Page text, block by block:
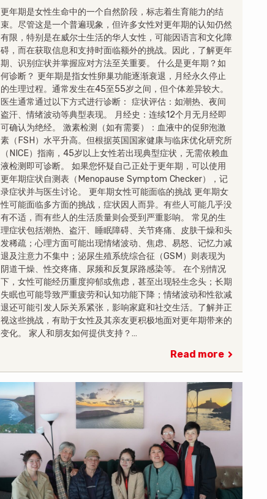
更年期是女性生命中的一个自然阶段，标志着生育能力的结
束。尽管这是一个普遍现象，但许多女性对更年期的认知仍然
有限，特别是在威尔士生活的华人女性，可能因语言和文化障
碍，而在获取信息和支持时面临额外的挑战。因此，了解更年
期、识别症状并掌握应对方法至关重要。 什么是更年期？如
何诊断？ 更年期是指女性卵巢功能逐渐衰退，月经永久停止
的生理过程。通常发生在45至55岁之间，但个体差异较大。
医生通常通过以下方式进行诊断： 症状评估：如潮热、夜间
盗汗、情绪波动等典型表现。 月经史：连续12个月无月经即
可确认为绝经。 激素检测（如有需要）：血液中的促卵泡激
素（FSH）水平升高。但根据英国国家健康与临床优化研究所
（NICE）指南，45岁以上女性若出现典型症状，无需依赖血
液检测即可诊断。 如果您怀疑自己正处于更年期，可以使用
更年期症状自测表（Menopause Symptom Checker），记
录症状并与医生讨论。 更年期女性可能面临的挑战 更年期女
性可能面临多方面的挑战，症状因人而异。有些人可能几乎没
有不适，而有些人的生活质量则会受到严重影响。 常见的生
理症状包括潮热、盗汗、睡眠障碍、关节疼痛、皮肤干燥和头
发稀疏；心理方面可能出现情绪波动、焦虑、易怒、记忆力减
退及注意力不集中；泌尿生殖系统综合征（GSM）则表现为
阴道干燥、性交疼痛、尿频和反复尿路感染等。 在个别情况
下，女性可能经历重度抑郁或焦虑，甚至出现轻生念头；长期
失眠也可能导致严重疲劳和认知功能下降；情绪波动和性欲减
退还可能引发人际关系紧张，影响家庭和社交生活。了解并正
视这些挑战，有助于女性及其亲友更积极地面对更年期带来的
变化。 家人和朋友如何提供支持？…
Read more